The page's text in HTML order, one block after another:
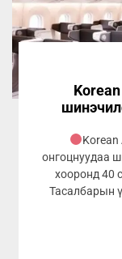
Korean
онгоцнуудаа
хооронд 40
Тасалбарын